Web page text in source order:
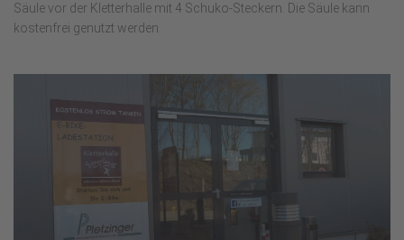
Säule vor der Kletterhalle mit 4 Schuko-Steckern. Die Säule kann
kostenfrei genutzt werden.